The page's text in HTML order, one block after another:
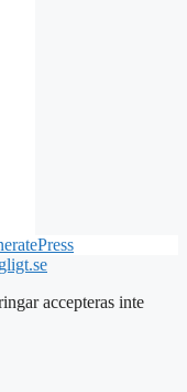
accepteras inte